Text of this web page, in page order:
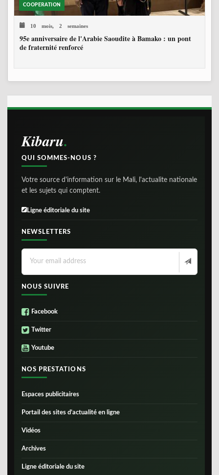
COOPERATION
10 mois, 2 semaines
95e anniversaire de l'Arabie Saoudite à Bamako : un pont
de fraternité renforcé
Kibaru
QUI SOMMES-NOUS ?
Votre source d'information sur le Mali, l'actualite nationale
et les sujets qui comptent.
Ligne éditoriale du site
NEWSLETTERS
NOUS SUIVRE
Facebook
Twitter
Youtube
NOS PRESTATIONS
Espaces publicitaires
Portail des sites d’actualité en ligne
Vidéos
Archives
Ligne éditoriale du site